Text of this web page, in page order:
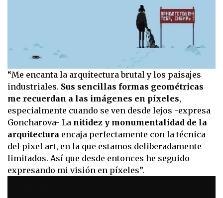
“Me encanta la arquitectura brutal y los paisajes
industriales. Sus sencillas formas geométricas
me recuerdan a las imágenes en píxeles,
especialmente cuando se ven desde lejos -expresa
Goncharova- La nitidez y monumentalidad de la
arquitectura encaja perfectamente con la técnica
del pixel art, en la que estamos deliberadamente
limitados. Así que desde entonces he seguido
expresando mi visión en píxeles”.